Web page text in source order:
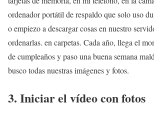
ordenador portátil de respaldo que solo uso
o empiezo a descargar cosas en nuestro
ordenarlas. en carpetas. Cada año, llega el
de cumpleaños y paso una buena semana
busco todas nuestras imágenes y fotos.
3. Iniciar el vídeo con fotos